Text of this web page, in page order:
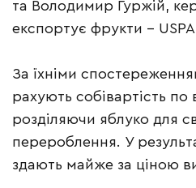
та Володимир Гуржій,
експортує фрукти –
За їхніми
рахують собівартість по
розділяючи яблуко для
перероблення. У
здають майже за ціною